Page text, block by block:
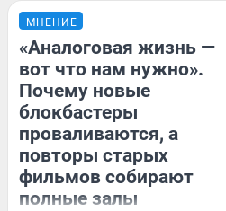
МНЕНИЕ
«Аналоговая жизнь —
вот что нам нужно».
Почему новые
блокбастеры
проваливаются, а
повторы старых
фильмов собирают
полные залы